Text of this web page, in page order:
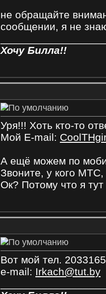
не обращайте
сообщении, я не
Хочу Билла!!
Уря!!! Хоть кто-то
Мой E-mail:
А ещё можем по
Звоните, у кого
Ок? Потому что я
Вот мой тел.
e-mail: Irkach@tut.by